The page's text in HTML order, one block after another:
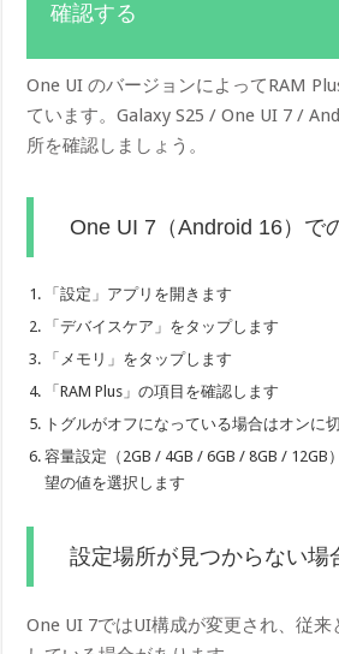
確認する
One UI のバージョンによってRAM
ています。Galaxy S25 / One UI 7 /
所を確認しましょう。
One UI 7（Android 16）で
「設定」アプリを開きます
「デバイスケア」をタップします
「メモリ」をタップします
「RAM Plus」の項目を確認します
トグルがオフになっている場合はオンに
容量設定（2GB / 4GB / 6GB / 8GB /
望の値を選択します
設定場所が見つからない場
One UI 7ではUI構成が変更され、従来